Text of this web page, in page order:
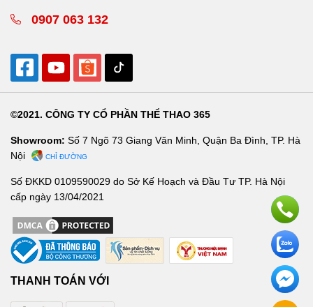
0907 063 132
©2021. CÔNG TY CỔ PHẦN THỂ THAO 365
Showroom: Số 7 Ngõ 73 Giang Văn Minh, Quận Ba Đình, TP. Hà
Nội
CHỈ ĐƯỜNG
Số ĐKKD 0109590029 do Sở Kế Hoạch và Đầu Tư TP. Hà Nội
cấp ngày 13/04/2021
THANH TOÁN VỚI